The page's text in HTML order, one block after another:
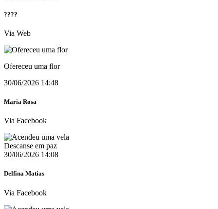
????
Via Web
Ofereceu uma flor
30/06/2026 14:48
Maria Rosa
Via Facebook
Descanse em paz
30/06/2026 14:08
Delfina Matias
Via Facebook